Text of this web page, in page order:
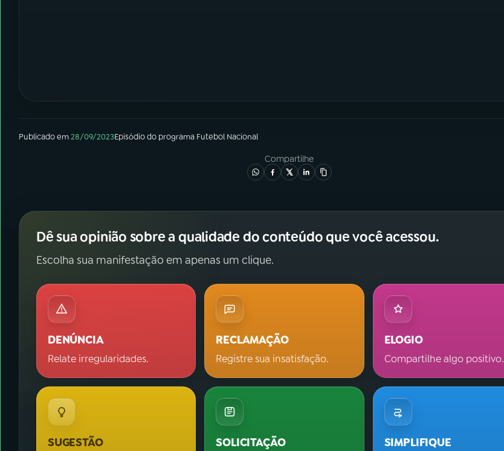
Publicado em28/09/2023Episódiodo programa Futebol Nacional
Compartilhe
Dê sua opinião sobre a qualidade do conteúdo que você acessou.
Escolha sua manifestação em apenas um clique.
DENÚNCIA
Relate irregularidades.
RECLAMAÇÃO
Registre sua insatisfação.
ELOGIO
Compartilhe algo positivo.
SUGESTÃO SOLICITAÇÃO SIMPLIFIQUE